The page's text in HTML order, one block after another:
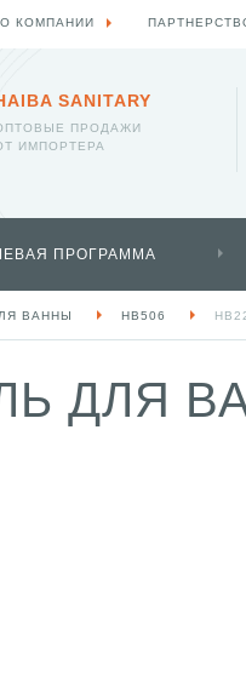
SANITARY
ПРОДАЖИ
ИМПОРТЕРА
ПРОГРАММА
ВАННЫ HB506
ДЛЯ
О КОМПАНИИ